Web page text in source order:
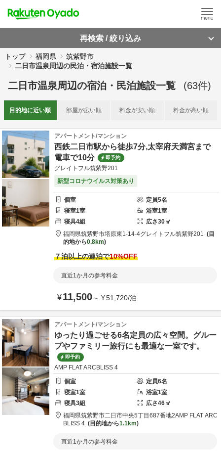
再検索 / 絞り込み
トップ 福岡県
筑紫野市
二日市温泉周辺の民泊・宿泊施設一覧
二日市温泉周辺の宿泊・民泊施設一覧 (63件)
目的地に近い順 部屋が広い順 料金が安い順 料金が高い順
アパートメント/マンション
西鉄二日市駅から徒歩7分,太宰府天満宮まで
電車で10分
即予約
グレイトフル筑紫野201
新型コロナウイルス対策あり
個室 定員5名
寝室1室 浴室1室
寝具4組 広さ30㎡
福岡県筑紫野市塔原東1-14-4グレイトフル筑紫野201
目
的地から0.8km
７泊以上の連泊で10%OFF
直近1か月の参考料金
¥11,500～ ¥51,720/泊
アパートメント/マンション
ゆったり過ごせる6名定員の広々空間。グルー
プやファミリー旅行にも最適な一室です。
即予約
AMP FLAT ARCBLISS 4
個室
定員6名
寝室1室 浴室1室
寝具3組 広さ46㎡
福岡県筑紫野市二日市中央5丁目687番地2AMP FLAT ARC
BLISS 4
目的地から1.1km
直近1か月の参考料金